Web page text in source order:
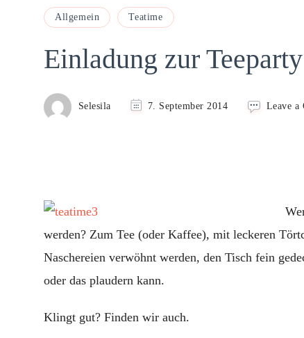
Allgemein Teatime
Einladung zur Teeparty
Selesila 7. September 2014 Leave a
werden? Zum Tee (oder Kaffee), mit leckeren
Naschereien verwöhnt werden, den Tisch fein
oder das plaudern kann.
Klingt gut? Finden wir auch.